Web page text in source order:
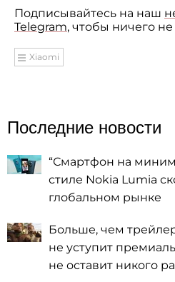
Подписывайтесь на наш
Telegram, чтобы ничего
Xiaomi
Последние новости
“Смартфон на
стиле Nokia Lumia
глобальном рынке
Больше, чем
не уступит
не оставит никого